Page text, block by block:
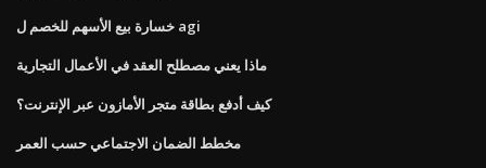
خسارة بيع الأسهم للخصم ل agi
ماذا يعني مصطلح العقد في الأعمال التجارية
كيف أدفع بطاقة متجر الأمازون عبر الإنترنت؟
مخطط الضمان الاجتماعي حسب العمر